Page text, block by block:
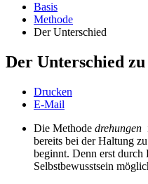
Basis
Methode
Der Unterschied
Der Unterschied
Drucken
E-Mail
Die Methode drehungen
bereits bei der Haltung
beginnt. Denn erst durch
Selbstbewusstsein